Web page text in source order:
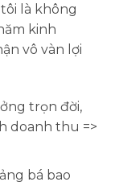
là không
kinh
vô vàn lợi
trọn đời,
doanh thu =>
bá bao